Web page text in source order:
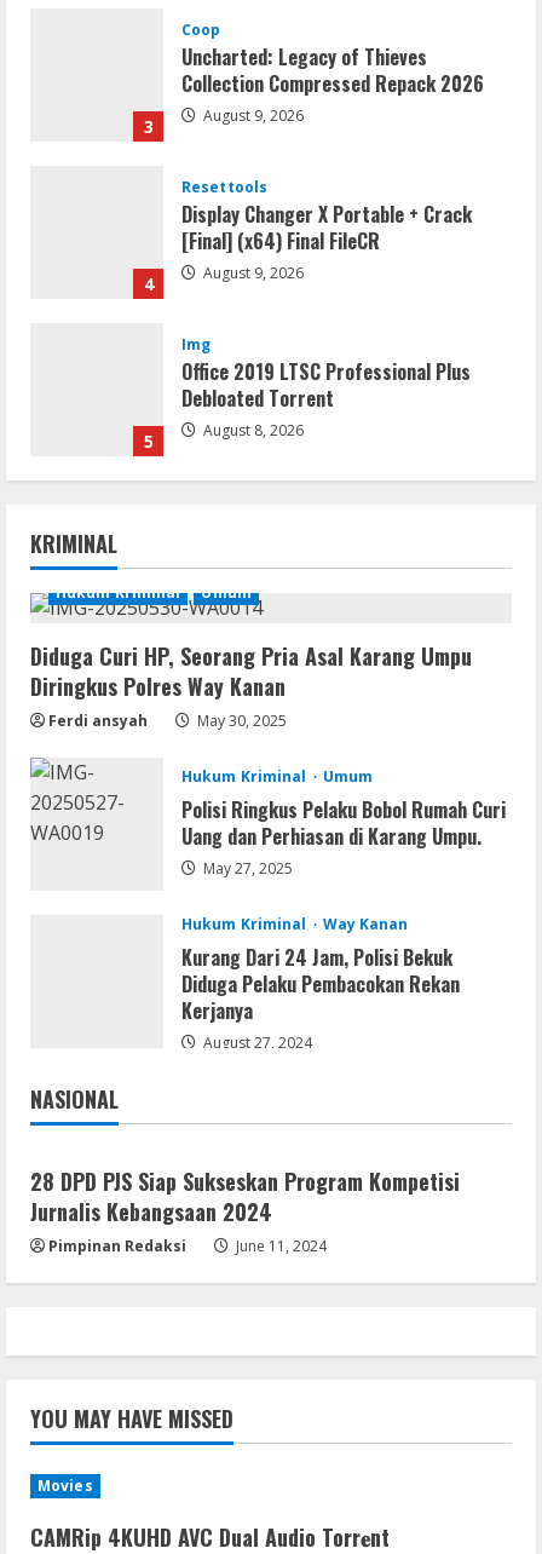
3
Coop
Uncharted: Legacy of Thieves
Collection Compressed Repack 2026
August 9, 2026
4
Resettools
Display Changer X Portable + Crack
[Final] (x64) Final FileCR
August 9, 2026
5
Img
Office 2019 LTSC Professional Plus
Debloated Tоrrеnt
August 8, 2026
1
August 9, 2026
Umum
Satreskrim Polres Way Kanan Ungkap
Kasus Persetubuhan terhadap Anak,
Tersangka Ayah Tiri Diamankan
Coop
Uncharted: Legacy of Thieves
Collection Compressed Repack 2026
Resettools
Display Changer X Portable + Crack
[Final] (x64) Final FileCR
5
Img
Debloated Tоrrеnt
August 8, 2026
KRIMINAL
Hukum Kriminal Umum
Diduga Curi HP, Seorang Pria Asal Karang Umpu
Diringkus Polres Way Kanan
Ferdi ansyah May 30, 2025
Hukum Kriminal Umum
Polisi Ringkus Pelaku Bobol Rumah Curi
Uang dan Perhiasan di Karang Umpu.
May 27, 2025
Hukum Kriminal Way Kanan
Kurang Dari 24 Jam, Polisi Bekuk
Diduga Pelaku Pembacokan Rekan
Kerjanya
August 27, 2024
NASIONAL
Jakarta
28 DPD PJS Siap Sukseskan Program Kompetisi
Jurnalis Kebangsaan 2024
Pimpinan Redaksi June 11, 2024
YOU MAY HAVE MISSED
Movies
CAMRip 4KUHD AVC Dual Audio Torr𝐞nt